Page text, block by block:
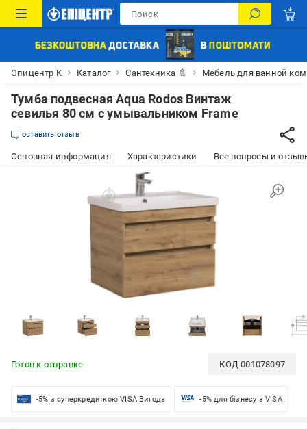
Эпицентр К Каталог Сантехника 🚿 Мебель для ванной
Тумба подвесная Aqua Rodos Винтаж
севилья 80 см с умывальником Frame
оставить отзыв
Основная информация Характеристики Все вопросы и
Готов к отправке КОД001078097
-5% з суперкредиткою VISA Вигода -5% для бізнесу з VISA